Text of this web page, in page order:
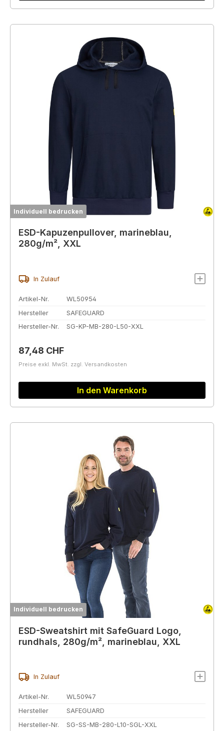
Individuell bedrucken
ESD-Kapuzenpullover, marineblau,
280g/m², XXL
In Zulauf
Artikel-Nr.
WL50954
Hersteller
SAFEGUARD
Hersteller-Nr.
SG-KP-MB-280-L50-XXL
Regulärer Preis:
87,48 CHF
Preise exkl. MwSt. zzgl. Versandkosten
In den Warenkorb
Individuell bedrucken
ESD-Sweatshirt mit SafeGuard Logo,
rundhals, 280g/m², marineblau, XXL
In Zulauf
Artikel-Nr.
WL50947
Hersteller
SAFEGUARD
Hersteller-Nr.
SG-SS-MB-280-L10-SGL-XXL